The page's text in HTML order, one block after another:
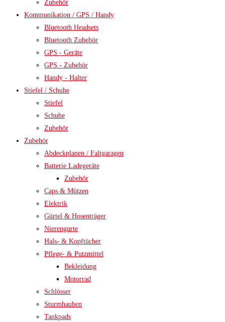
Zubehör
Kommunikation / GPS / Handy
Bluetooth Headsets
Bluetooth Zubehör
GPS - Geräte
GPS - Zubehör
Handy - Halter
Stiefel / Schuhe
Stiefel
Schuhe
Zubehör
Zubehör
Abdeckplanen / Faltgaragen
Batterie Ladegeräte
Zubehör
Caps & Mützen
Elektrik
Gürtel & Hosenträger
Nierengurte
Hals- & Kopftücher
Pflege- & Putzmittel
Bekleidung
Motorrad
Schlösser
Sturmhauben
Tankpads